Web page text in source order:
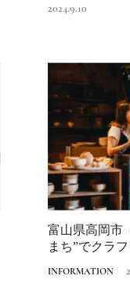
2024.9.10
富山県高岡市
まち”でクラ
INFORMATION